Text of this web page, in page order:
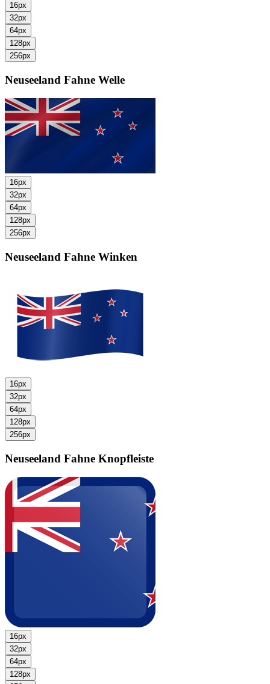
16px
32px
64px
128px
256px
Neuseeland Fahne Welle
16px
32px
64px
128px
256px
Neuseeland Fahne Winken
16px
32px
64px
128px
256px
Neuseeland Fahne Knopfleiste
16px
32px
64px
128px